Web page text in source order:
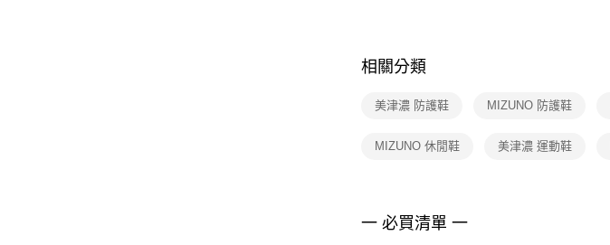
相關分類
美津濃 防護鞋 MIZUNO 防護鞋
MIZUNO 休閒鞋 美津濃 運動鞋
一 必買清單 一